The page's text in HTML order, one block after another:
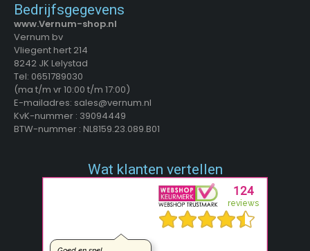
Bedrijfsgegevens
www.Vernum-shop.nl
Vernum bv
Vliegent hert 214
8242 JK Lelystad
Tel: 0651789030
(ma t/m vr 10:00 t/m 17:00)
E-mailadres: sales@vernum.nl
KvK-nummer : 39094449
BTW-nummer : NL8159.23.089.B01
Wat klanten vertellen